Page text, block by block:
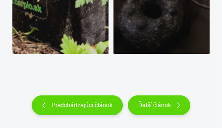
Predchádzajúci článok Ďalší článok